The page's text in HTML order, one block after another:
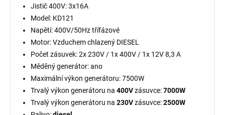
Jistič 400V: 3x16A
Model: KD121
Napětí: 400V/50Hz třífázové
Motor: Vzduchem chlazený DIESEL
Počet zásuvek: 2x 230V / 1x 400V / 1x 12V 8,3 A
Měděný generátor: ano
Maximální výkon generátoru: 7500W
Trvalý výkon generátoru na 400Vzásuvce:7000W
Trvalý výkon generátoru na 230Vzásuvce:2500W